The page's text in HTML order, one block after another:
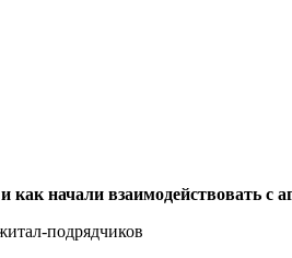
начали взаимодействовать с